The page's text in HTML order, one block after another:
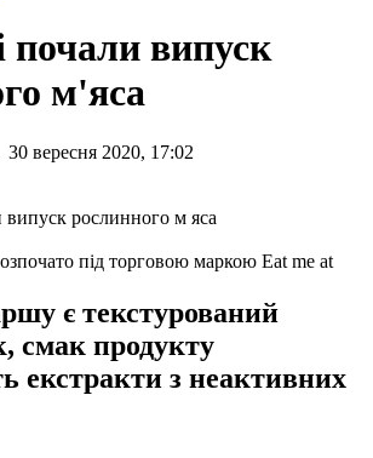
почали випуск
м'яса
вересня 2020, 17:02
під торговою маркою Eat me at
є текстурований
смак продукту
екстракти з неактивних